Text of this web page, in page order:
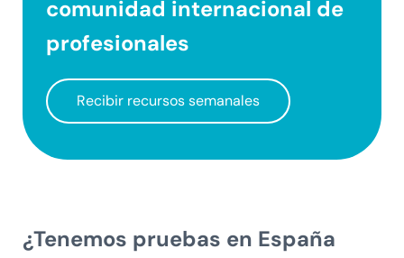
comunidad internacional de
profesionales
Recibir recursos semanales
¿Tenemos pruebas en España